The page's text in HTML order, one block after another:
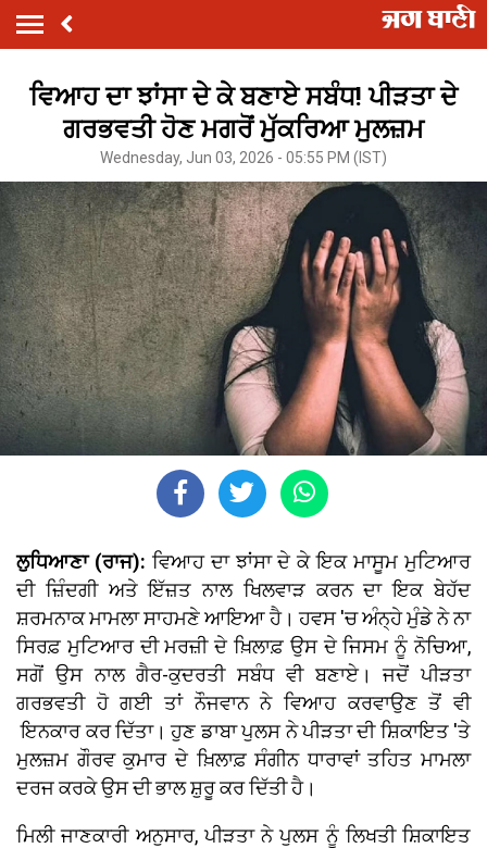
ਵਿਆਹ ਦਾ ਝਾਂਸਾ ਦੇ ਕੇ ਬਣਾਏ ਸਬੰਧ! ਪੀੜਤਾ ਦੇ
ਗਰਭਵਤੀ ਹੋਣ ਮਗਰੋਂ ਮੁੱਕਰਿਆ ਮੁਲਜ਼ਮ
Wednesday, Jun 03, 2026 - 05:55 PM (IST)
ਲੁਧਿਆਣਾ (ਰਾਜ): ਵਿਆਹ ਦਾ ਝਾਂਸਾ ਦੇ ਕੇ ਇਕ ਮਾਸੂਮ ਮੁਟਿਆਰ
ਦੀ ਜ਼ਿੰਦਗੀ ਅਤੇ ਇੱਜ਼ਤ ਨਾਲ ਖਿਲਵਾੜ ਕਰਨ ਦਾ ਇਕ ਬੇਹੱਦ
ਸ਼ਰਮਨਾਕ ਮਾਮਲਾ ਸਾਹਮਣੇ ਆਇਆ ਹੈ। ਹਵਸ 'ਚ ਅੰਨ੍ਹੇ ਮੁੰਡੇ ਨੇ ਨਾ
ਸਿਰਫ਼ ਮੁਟਿਆਰ ਦੀ ਮਰਜ਼ੀ ਦੇ ਖ਼ਿਲਾਫ਼ ਉਸ ਦੇ ਜਿਸਮ ਨੂੰ ਨੋਚਿਆ,
ਸਗੋਂ ਉਸ ਨਾਲ ਗੈਰ-ਕੁਦਰਤੀ ਸਬੰਧ ਵੀ ਬਣਾਏ। ਜਦੋਂ ਪੀੜਤਾ
ਗਰਭਵਤੀ ਹੋ ਗਈ ਤਾਂ ਨੌਜਵਾਨ ਨੇ ਵਿਆਹ ਕਰਵਾਉਣ ਤੋਂ ਵੀ
ਇਨਕਾਰ ਕਰ ਦਿੱਤਾ। ਹੁਣ ਡਾਬਾ ਪੁਲਸ ਨੇ ਪੀੜਤਾ ਦੀ ਸ਼ਿਕਾਇਤ 'ਤੇ
ਮੁਲਜ਼ਮ ਗੌਰਵ ਕੁਮਾਰ ਦੇ ਖ਼ਿਲਾਫ਼ ਸੰਗੀਨ ਧਾਰਾਵਾਂ ਤਹਿਤ ਮਾਮਲਾ
ਦਰਜ ਕਰਕੇ ਉਸ ਦੀ ਭਾਲ ਸ਼ੁਰੂ ਕਰ ਦਿੱਤੀ ਹੈ।
ਮਿਲੀ ਜਾਣਕਾਰੀ ਅਨੁਸਾਰ, ਪੀੜਤਾ ਨੇ ਪੁਲਸ ਨੂੰ ਲਿਖਤੀ ਸ਼ਿਕਾਇਤ